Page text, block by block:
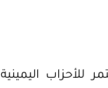
للأحزاب اليمينية